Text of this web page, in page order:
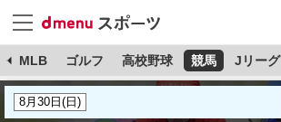
MLB ゴルフ 高校野球 競馬 Jリーグ